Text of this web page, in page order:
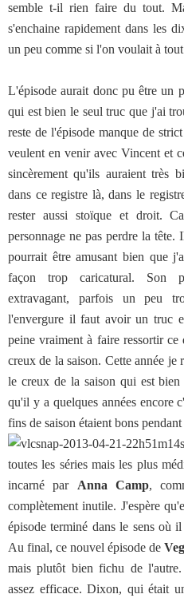
semble t-il rien faire du tout.
s'enchaine rapidement dans les
un peu comme si l'on voulait à
L'épisode aurait donc pu être un
qui est bien le seul truc que j'ai
reste de l'épisode manque de
veulent en venir avec Vincent et
sincèrement qu'ils auraient très
dans ce registre là, dans le
rester aussi stoïque et droit.
personnage ne pas perdre la
pourrait être amusant bien que
façon trop caricatural. Son
extravagant, parfois un peu
l'envergure il faut avoir un truc
peine vraiment à faire ressortir
creux de la saison. Cette année je
le creux de la saison qui est
qu'il y a quelques années encore
fins de saison étaient bons
toutes les séries mais les plus
incarné par Anna Camp,
complètement inutile. J'espère
épisode terminé dans le sens où
Au final, ce nouvel épisode de
mais plutôt bien fichu de
assez efficace. Dixon, qui était